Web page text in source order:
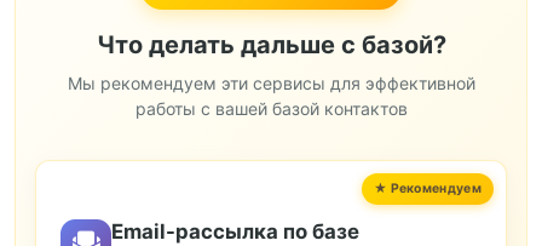
Что делать дальше с базой?
Мы рекомендуем эти сервисы для эффективной
работы с вашей базой контактов
Email-рассылка по базе